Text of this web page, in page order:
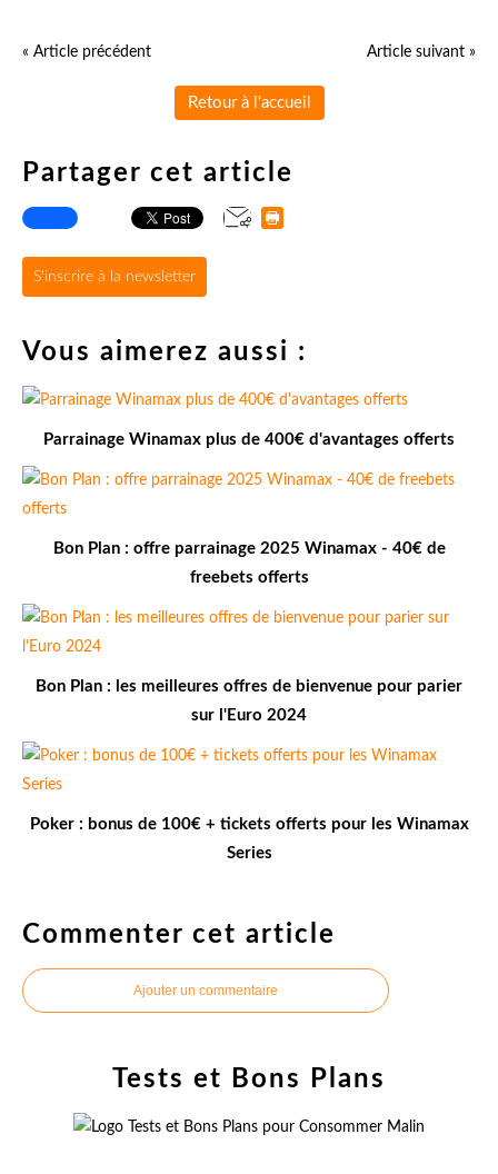
« Article précédent Article suivant »
Retour à l'accueil
Partager cet article
S'inscrire à la newsletter
Vous aimerez aussi :
Parrainage Winamax plus de 400€ d'avantages offerts
Bon Plan : offre parrainage 2025 Winamax - 40€ de
freebets offerts
Bon Plan : les meilleures offres de bienvenue pour parier
sur l'Euro 2024
Poker : bonus de 100€ + tickets offerts pour les Winamax
Series
Commenter cet article
Ajouter un commentaire
Tests et Bons Plans